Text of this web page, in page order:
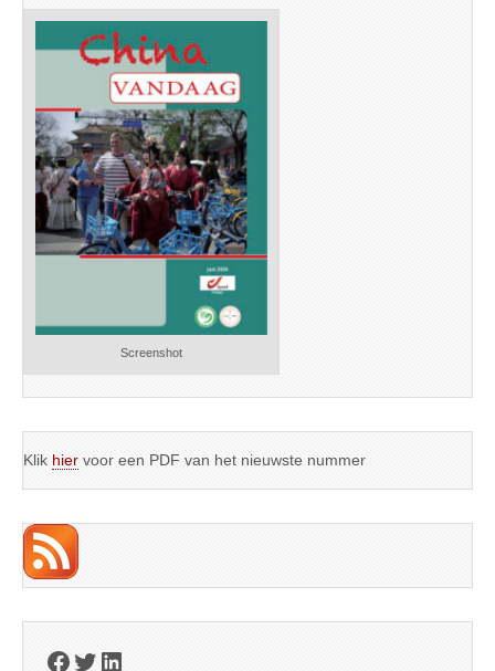
Screenshot
Klik hier voor een PDF van het nieuwste nummer
Facebook
Twitter
LinkedIn